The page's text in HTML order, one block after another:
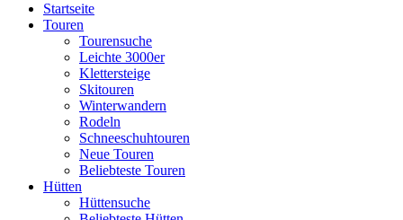
Startseite
Touren
Tourensuche
Leichte 3000er
Klettersteige
Skitouren
Winterwandern
Rodeln
Schneeschuhtouren
Neue Touren
Beliebteste Touren
Hütten
Hüttensuche